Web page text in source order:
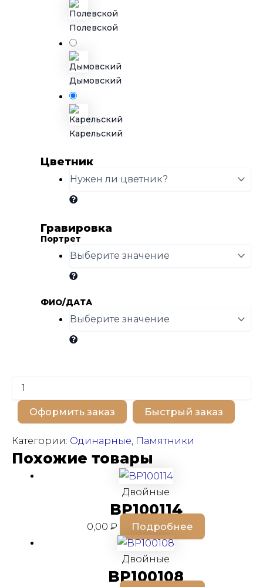
Карельский
Дымовский
Полевской
Цветник
Гравировка
Портрет
ФИО/ДАТА
Количество
товара
BP100182
Оформить заказ Быстрый заказ
Категории: Одинарные, Памятники
Похожие товары
Двойные
BP100114
0,00₽ Подробнее
Двойные
BP100108